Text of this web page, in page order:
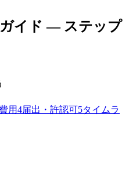
イド — ステップ
用4届出・許認可5タイムラ